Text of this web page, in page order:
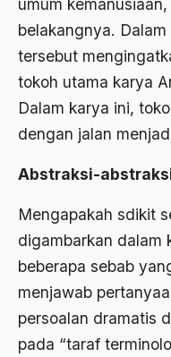
belakangnya.
tersebut
tokoh utama karya
Dalam karya ini,
dengan jalan
Abstraksi-
Mengapakah sdikit
digambarkan dalam
beberapa sebab
menjawab
persoalan dramatis
pada “taraf
1981
1980
1978
1974
1973
Adu Pinalti
Advisors
Aera-Europa
Afganistan
Afiliasi Kultural
Afrika utara
agama
Agama & Negara
Agama Asli